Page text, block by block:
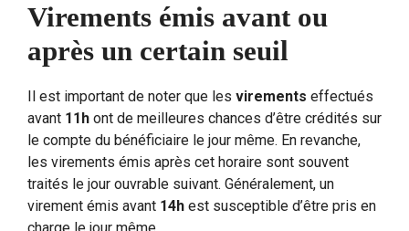
Virements émis avant ou
après un certain seuil
Il est important de noter que les virements effectués
avant 11h ont de meilleures chances d’être crédités sur
le compte du bénéficiaire le jour même. En revanche,
les virements émis après cet horaire sont souvent
traités le jour ouvrable suivant. Généralement, un
virement émis avant 14h est susceptible d’être pris en